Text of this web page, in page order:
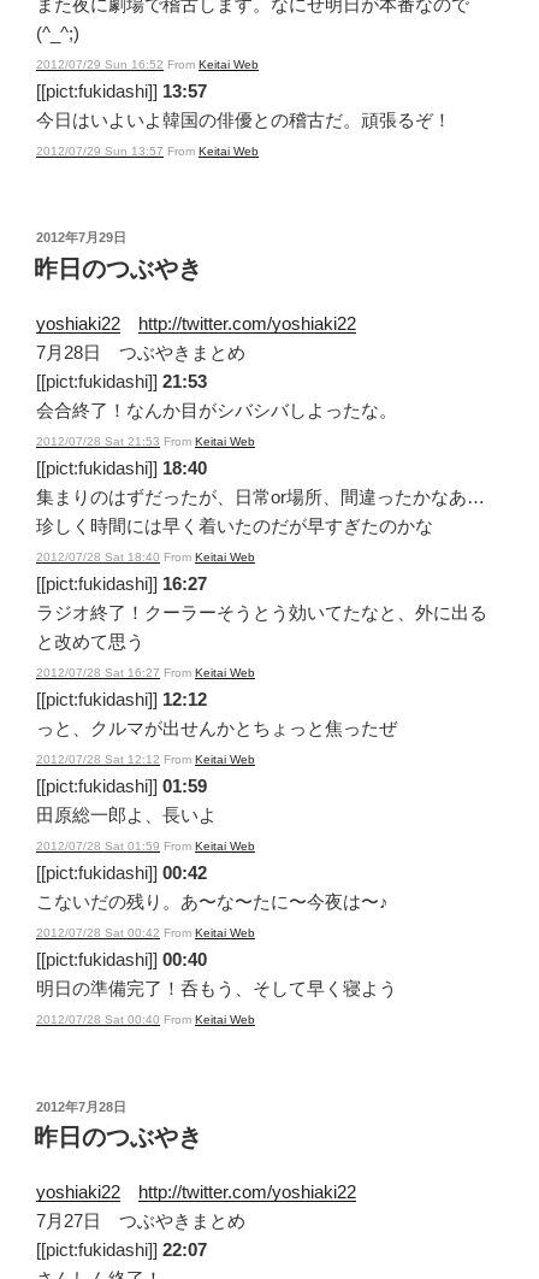
(^_^;)
2012/07/29 Sun 16:52 From Keitai Web
[[pict:fukidashi]] 13:57
今日はいよいよ韓国の俳優との稽古だ。頑張るぞ！
2012/07/29 Sun 13:57 From Keitai Web
投
稿
日:
2012年7月29日
昨日のつぶやき
yoshiaki22
http://twitter.com/yoshiaki22
7月28日 つぶやきまとめ
[[pict:fukidashi]] 21:53
会合終了！なんか目がシバシバしよったな。
2012/07/28 Sat 21:53 From Keitai Web
[[pict:fukidashi]] 18:40
集まりのはずだったが、日常or場所、間違ったかなあ…
珍しく時間には早く着いたのだが早すぎたのかな
2012/07/28 Sat 18:40 From Keitai Web
[[pict:fukidashi]] 16:27
ラジオ終了！クーラーそうとう効いてたなと、外に出る
と改めて思う
2012/07/28 Sat 16:27 From Keitai Web
[[pict:fukidashi]] 12:12
っと、クルマが出せんかとちょっと焦ったぜ
2012/07/28 Sat 12:12 From Keitai Web
[[pict:fukidashi]] 01:59
田原総一郎よ、長いよ
2012/07/28 Sat 01:59 From Keitai Web
[[pict:fukidashi]] 00:42
こないだの残り。あ〜な〜たに〜今夜は〜♪
2012/07/28 Sat 00:42 From Keitai Web
[[pict:fukidashi]] 00:40
明日の準備完了！呑もう、そして早く寝よう
2012/07/28 Sat 00:40 From Keitai Web
投
稿
日:
2012年7月28日
昨日のつぶやき
yoshiaki22
http://twitter.com/yoshiaki22
7月27日 つぶやきまとめ
[[pict:fukidashi]] 22:07